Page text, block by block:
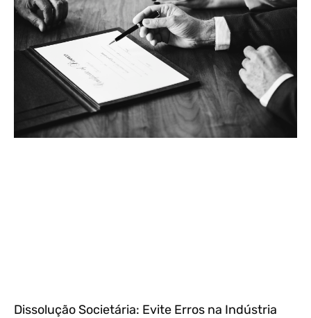
Dissolução Societária: Evite Erros na Indústria